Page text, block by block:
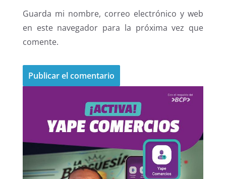
Guarda mi nombre, correo electrónico y web
en este navegador para la próxima vez que
comente.